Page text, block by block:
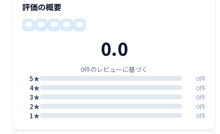
評価の概要
0.0
0件のレビューに基づく
5★
0件
4★
0件
3★
0件
2★
0件
1★
0件